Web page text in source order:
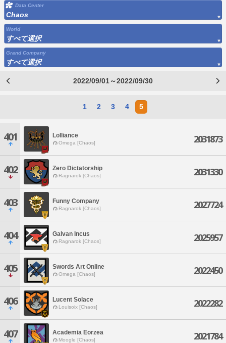
Data Center
Chaos
World
すべて選択
Grand Company
すべて選択
2022/09/01～2022/09/30
1 2 3 4 5
401 Lolliance
Omega [Chaos] 2031873
402 Zero Dictatorship
Ragnarok [Chaos] 2031330
403 Funny Company
Ragnarok [Chaos] 2027724
404 Galvan Incus
Ragnarok [Chaos] 2025957
405 Swords Art Online
Omega [Chaos] 2022450
406 Lucent Solace
Louisoix [Chaos] 2022282
407 Academia Eorzea
Moogle [Chaos] 2021784